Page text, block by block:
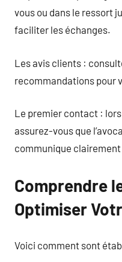
vous ou dans le ressort
faciliter les échanges.
Les avis clients :
recommandations pour
Le premier contact :
assurez-vous que
communique
Comprendre
Optimiser
Voici comment sont